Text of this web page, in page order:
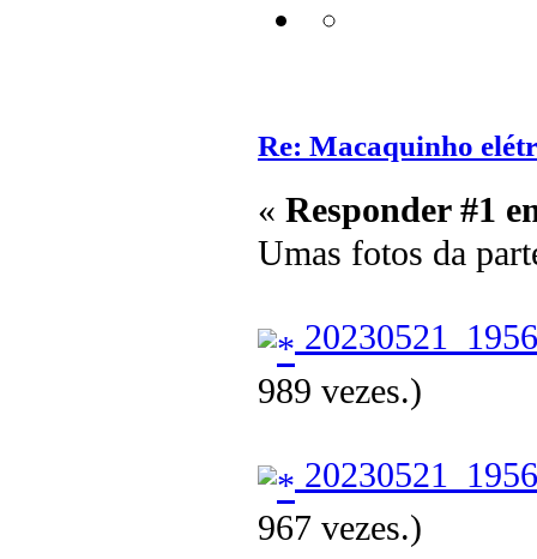
Re: Macaquinho
« Responder #1
Umas fotos da
989 vezes.)
967 vezes.)